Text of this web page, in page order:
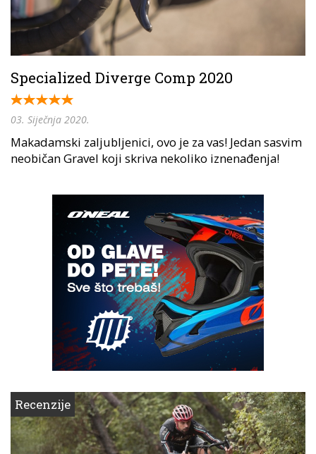
Specialized Diverge Comp 2020
03. Siječnja 2020.
Makadamski zaljubljenici, ovo je za vas! Jedan sasvim
neobičan Gravel koji skriva nekoliko iznenađenja!
Recenzije